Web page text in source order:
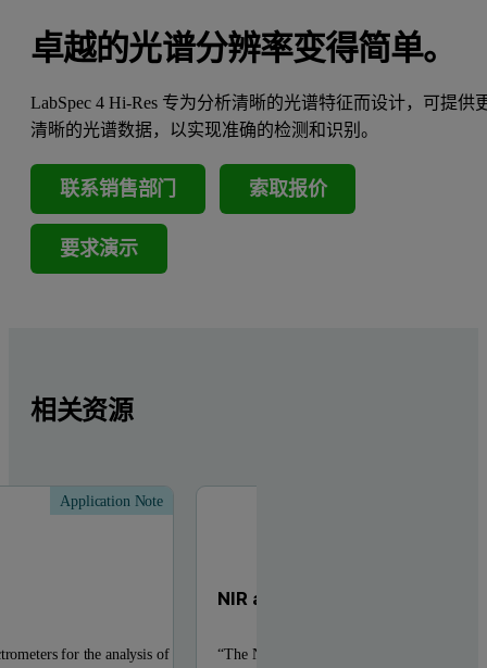
卓越的光谱分辨率变得简单。
LabSpec 4 Hi-Res 专为分析清晰的光谱特征而设计，可提供
清晰的光谱数据，以实现准确的检测和识别。
联系销售部门 索取报价
要求演示
相关资源
Application Note
for the analysis of
NIR and Dairy Spectroscopy
“The NIR spectroscopy has been used to